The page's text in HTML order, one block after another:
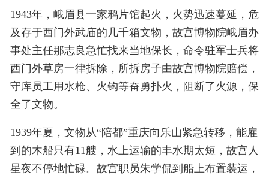
1943年，峨眉县一家鸦片馆起火，火势迅速蔓延，危
及存于西门外武庙的几千箱文物，故宫博物院峨眉办
事处主任那志良急忙找来当地保长，命令驻军士兵将
西门外草房一律拆除，所拆房子由故宫博物院赔偿，
守库员工用水枪、火钩等奋勇扑火，阻断了火源，保
全了文物。
1939年夏，文物从“陪都”重庆向乐山紧急转移，能雇
到的木船只有11艘，水上运输的丰水期太短，故宫人
星夜不停地忙碌。故宫职员朱学侃到船上布置装运，